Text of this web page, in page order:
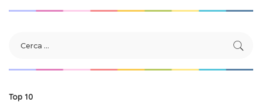
Top 10